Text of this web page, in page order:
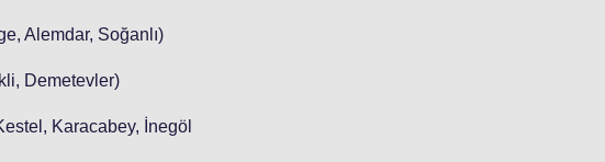
Alemdar, Soğanlı)
Demetevler)
Karacabey, İnegöl